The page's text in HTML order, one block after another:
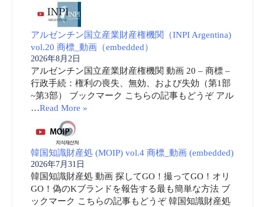
アルゼンチン国立産業財産権機関（INPI Argentina)
vol.20 商標_動画（embedded）
2026年8月2日
アルゼンチン国立産業財産権機関 動画 20 – 商標 –
行政手続：権利の喪失、無効、および失効（第1部
~第3部） ブックマーク こちらの記事もどうぞ アル
…Read More »
韓国知識財産処 (MOIP) vol.4 商標_動画 (embedded)
2026年7月31日
韓国知識財産処 動画 探してGO！撮ってGO！オリ
GO！偽のKブランドを報告する最も簡単な方法 ブ
ックマーク こちらの記事もどうぞ 韓国知識財産処